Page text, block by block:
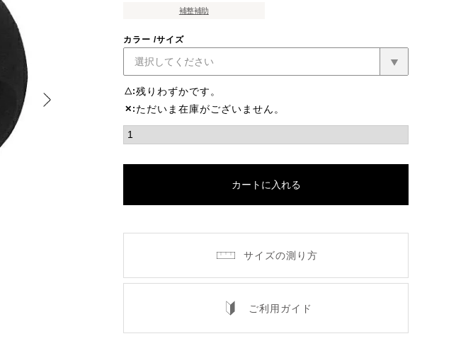
補整補助
カラー サイズ
△ 残りわずかです。
✕ ただいま在庫がございません。
カートに入れる
サイズの測り方
ご利用ガイド